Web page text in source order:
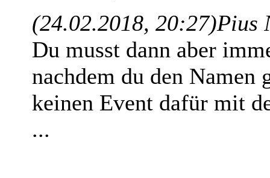
(24.02.2018, 20:27)Pius
Du musst dann aber
nachdem du den Namen
keinen Event dafür mit
...